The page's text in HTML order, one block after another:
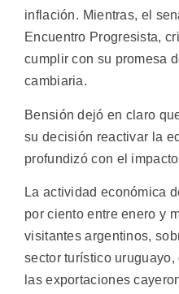
inflación. Mientras, el
Encuentro Progresista,
cumplir con su promesa
cambiaria.
Bensión dejó en claro
su decisión reactivar la
profundizó con el
La actividad económica
por ciento entre enero y
visitantes argentinos,
sector turístico
las exportaciones